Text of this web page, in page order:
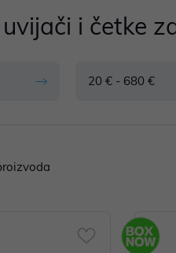
i četke
20 € - 680 €